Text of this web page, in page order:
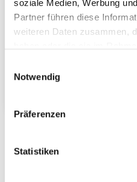
soziale Medien, Werbung
Partner führen diese
weiteren Daten zusammen,
Notwendig
Präferenzen
Statistiken